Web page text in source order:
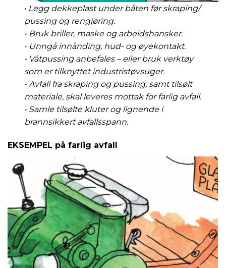
• Legg dekkeplast under båten før skraping/
pussing og rengjøring.
• Bruk briller, maske og arbeidshansker.
• Unngå innånding, hud- og øyekontakt.
• Våtpussing anbefales – eller bruk verktøy
som er tilknyttet industristøvsuger.
• Avfall fra skraping og pussing, samt tilsølt
materiale, skal leveres mottak for farlig avfall.
• Samle tilsølte kluter og lignende i
brannsikkert avfallsspann.
EKSEMPEL på farlig avfall